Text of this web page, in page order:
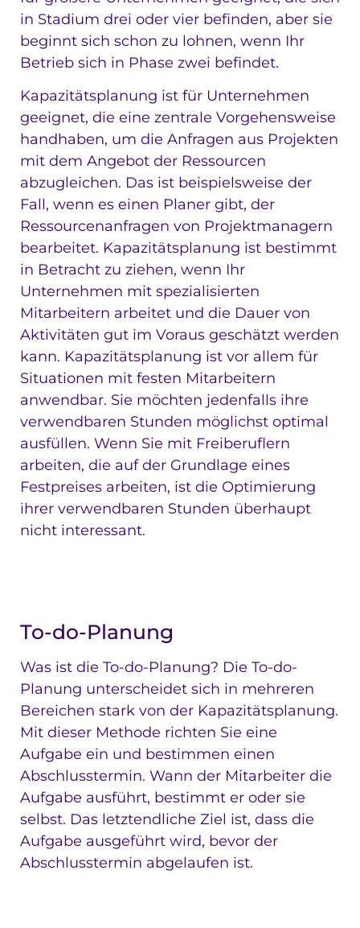
in Stadium drei oder vier befinden, aber sie
beginnt sich schon zu lohnen, wenn Ihr
Betrieb sich in Phase zwei befindet.
Kapazitätsplanung ist für Unternehmen
geeignet, die eine zentrale Vorgehensweise
handhaben, um die Anfragen aus Projekten
mit dem Angebot der Ressourcen
abzugleichen. Das ist beispielsweise der
Fall, wenn es einen Planer gibt, der
Ressourcenanfragen von Projektmanagern
bearbeitet. Kapazitätsplanung ist bestimmt
in Betracht zu ziehen, wenn Ihr
Unternehmen mit spezialisierten
Mitarbeitern arbeitet und die Dauer von
Aktivitäten gut im Voraus geschätzt werden
kann. Kapazitätsplanung ist vor allem für
Situationen mit festen Mitarbeitern
anwendbar. Sie möchten jedenfalls ihre
verwendbaren Stunden möglichst optimal
ausfüllen. Wenn Sie mit Freiberuflern
arbeiten, die auf der Grundlage eines
Festpreises arbeiten, ist die Optimierung
ihrer verwendbaren Stunden überhaupt
nicht interessant.
To-do-Planung
Was ist die To-do-Planung? Die To-do-
Planung unterscheidet sich in mehreren
Bereichen stark von der Kapazitätsplanung.
Mit dieser Methode richten Sie eine
Aufgabe ein und bestimmen einen
Abschlusstermin. Wann der Mitarbeiter die
Aufgabe ausführt, bestimmt er oder sie
selbst. Das letztendliche Ziel ist, dass die
Aufgabe ausgeführt wird, bevor der
Abschlusstermin abgelaufen ist.